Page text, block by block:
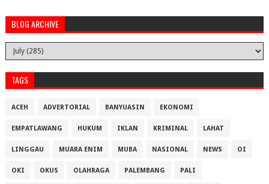
BLOG ARCHIVE
TAGS
ACEH ADVERTORIAL BANYUASIN EKONOMI
EMPATLAWANG HUKUM IKLAN KRIMINAL LAHAT
LINGGAU MUARA ENIM MUBA NASIONAL NEWS OI
OKI OKUS OLAHRAGA PALEMBANG PALI